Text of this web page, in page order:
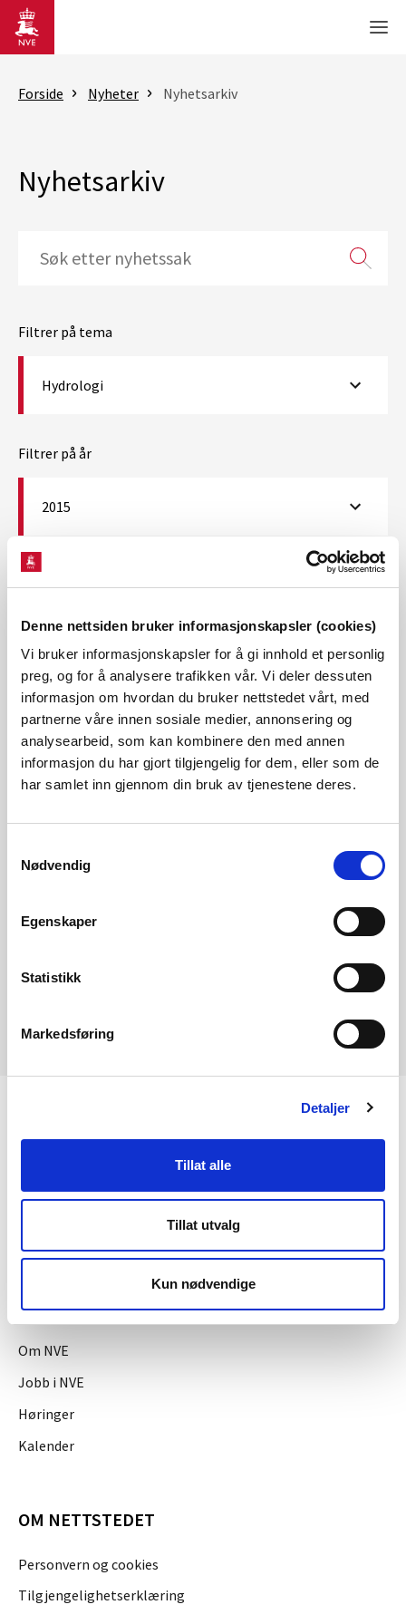
Denne nettsiden bruker informasjonskapsler (cookies)
Vi bruker informasjonskapsler for å gi innhold et personlig
preg, og for å analysere trafikken vår. Vi deler dessuten
informasjon om hvordan du bruker nettstedet vårt, med
partnerne våre innen sosiale medier, annonsering og
analysearbeid, som kan kombinere den med annen
informasjon du har gjort tilgjengelig for dem, eller som de
har samlet inn gjennom din bruk av tjenestene deres.
Nødvendig
Egenskaper
Statistikk
Markedsføring
Detaljer
Tillat alle
Tillat utvalg
Kun nødvendige
Gå til hovedinnhold
Forside Nyheter Nyhetsarkiv
Nyhetsarkiv
Filtrer på tema
Hydrologi
Filtrer på år
2015
H.K.H. Kronprins Haakon oppfordrer deg til
å ferdes trygt i fjellet.
Skisesongen er i gang og Norges vassdrags- og
energidirektorat (NVE) publiserer sitt første snøskredvarsel
på varsom.no 1. desember. Kronprinsen har tre gode råd til
inngangen av sesongen.
NVEs beredskapsrolle
OM NVE
Om NVE
Jobb i NVE
Høringer
Kalender
OM NETTSTEDET
Personvern og cookies
Tilgjengelighetserklæring